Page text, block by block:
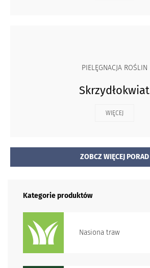
PIELĘGNACJA ROŚLIN
Skrzydłokwiat
WIĘCEJ
ZOBCZ WIĘCEJ PORAD
Kategorie produktów
Nasiona traw